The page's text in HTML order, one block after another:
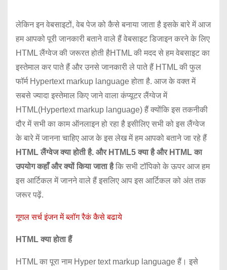
लेकिन इन वेबसाइटों, वेब पेज को कैसे बनाया जाता है इसके बारे में आज
हम आपको पूरी जानकारी बताने वाले हैं वेबसाइट डिजाइन करने के लिए
HTML लैंग्वेज की जरूरत होती हैHTML की मदद से हम वेबसाइट का
इस्तेमाल कर पाते हैं और उनसे जानकारी ले पाते हैं HTML की फुल
फॉर्म Hypertext markup language होता है. आज के वक्त में
सबसे ज्यादा इस्तेमाल किए जाने वाला कंप्यूटर लैंग्वेज में
HTML(Hypertext markup language) हैं क्योंकि इस तकनीकी
दौर में सभी का काम ऑनलाइन हो रहा है इसीलिए सभी को इस लैंग्वेज
के बारे में जानना चाहिए आज के इस लेख में हम आपको बताने जा रहे हैं
HTML लैंग्वेज क्या होती है. और HTML5 क्या है और HTML का
उपयोग कहाँ और क्यों किया जाता हैकि सभी टॉपिको के ऊपर आज हम
इस आर्टिकल में जानने वाले हैं इसलिए आप इस आर्टिकल को अंत तक
जरूर पढ़ें.
गूगल सर्च इंजन में ब्लॉग रैकं कैसे बढाये
HTML क्या होता हैं
HTML का पूरा नाम Hyper text markup language हैं। इसे